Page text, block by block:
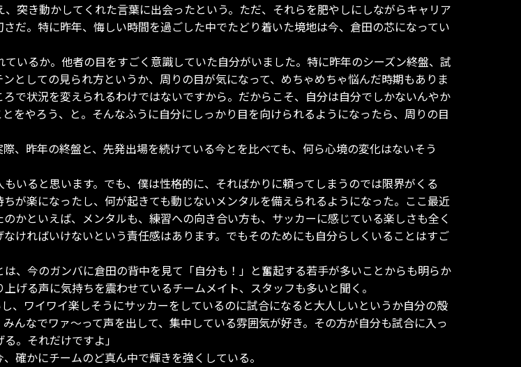
突き動かしてくれた言葉に出会ったという。ただ、それらを肥やしにしながらキャリア
だ。特に昨年、悔しい時間を過ごした中でたどり着いた境地は今、倉田の芯になってい
いるか。他者の目をすごく意識していた自分がいました。特に昨年のシーズン終盤、試
としての見られ方というか、周りの目が気になって、めちゃめちゃ悩んだ時期もありま
で状況を変えられるわけではないですから。だからこそ、自分は自分でしかないんやか
をやろう、と。そんなふうに自分にしっかり目を向けられるようになったら、周りの目
、昨年の終盤と、先発出場を続けている今とを比べても、何ら心境の変化はないそう
いると思います。でも、僕は性格的に、そればかりに頼ってしまうのでは限界がくる
が楽になったし、何が起きても動じないメンタルを備えられるようになった。ここ最近
かといえば、メンタルも、練習への向き合い方も、サッカーに感じている楽しさも全く
ければいけないという責任感はあります。でもそのためにも自分らしくいることはすご
、今のガンバに倉田の背中を見て「自分も！」と奮起する若手が多いことからも明らか
げる声に気持ちを震わせているチームメイト、スタッフも多いと聞く。
、ワイワイ楽しそうにサッカーをしているのに試合になると大人しいというか自分の殻
んなでワァ～って声を出して、集中している雰囲気が好き。その方が自分も試合に入っ
。それだけですよ」
確かにチームのど真ん中で輝きを強くしている。